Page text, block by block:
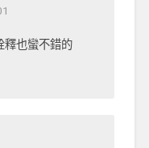
釋也蠻不錯的